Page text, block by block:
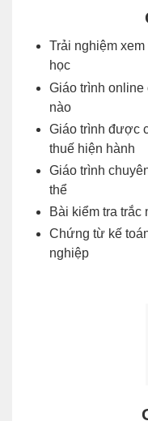
Trải nghiệm
học
Giáo trình
nào
Giáo trình được
thuế hiện hành
Giáo trình
thể
Bài kiểm tra trắc
Chứng từ kế
nghiệp